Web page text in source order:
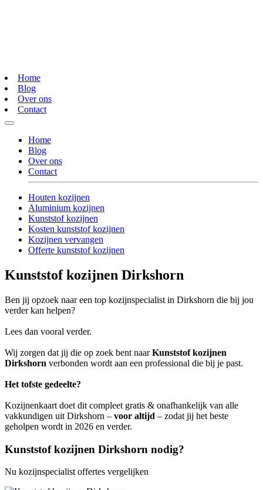
Home
Blog
Over ons
Contact
Home
Blog
Over ons
Contact
Houten kozijnen
Aluminium kozijnen
Kunststof kozijnen
Kosten kunststof kozijnen
Kozijnen vervangen
Offerte kunststof kozijnen
Kunststof kozijnen Dirkshorn
Ben jij opzoek naar een top kozijnspecialist in Dirkshorn die bij jou
verder kan helpen?
Lees dan vooral verder.
Wij zorgen dat jij die op zoek bent naarKunststof kozijnen
Dirkshorn verbonden wordt aan een professional die bij je past.
Het tofste gedeelte?
Kozijnenkaart doet dit compleet gratis & onafhankelijk van alle
vakkundigen uit Dirkshorn – voor altijd – zodat jij het beste
geholpen wordt in 2026 en verder.
Kunststof kozijnen Dirkshorn nodig?
Nu kozijnspecialist offertes vergelijken